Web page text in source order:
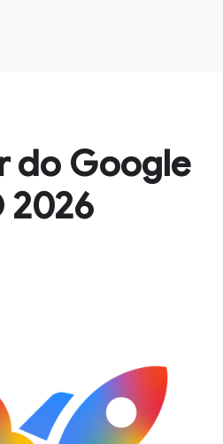
do Google
2026